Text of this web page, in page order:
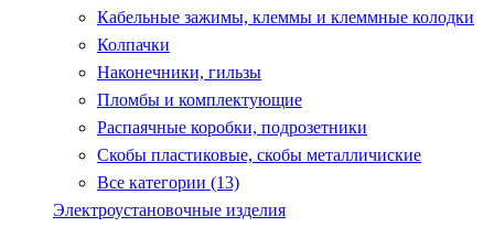
Кабельные зажимы, клеммы и клеммные колодки
Колпачки
Наконечники, гильзы
Пломбы и комплектующие
Распаячные коробки, подрозетники
Скобы пластиковые, скобы металличиские
Все категории (13)
Электроустановочные изделия